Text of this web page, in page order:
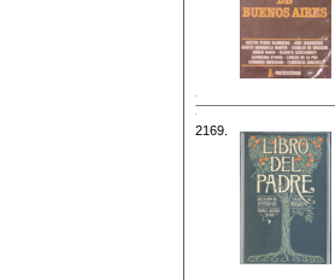
2169.